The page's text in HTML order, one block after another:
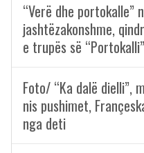
“Verë dhe portokalle”
jashtëzakonshme,
e trupës së “Portokalli”
Foto/ “Ka dalë dielli”,
nis pushimet,
nga deti